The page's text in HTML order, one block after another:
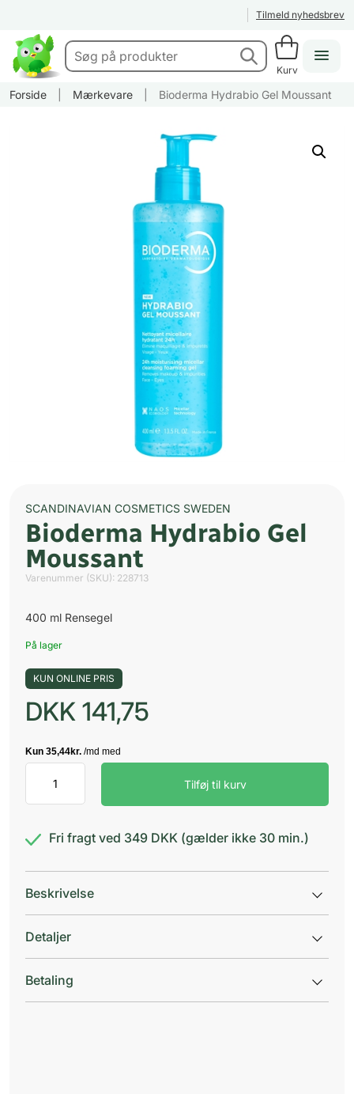
Tilmeld nyhedsbrev
Kurv
Forside Mærkevare Bioderma Hydrabio Gel Moussant
SCANDINAVIAN COSMETICS SWEDEN
Bioderma Hydrabio Gel
Moussant
Varenummer (SKU): 228713
400 ml Rensegel
På lager
KUN ONLINE PRIS
DKK 141,75
Hydrabio
Gel
antal
Tilføj til kurv
Fri fragt ved 349 DKK (gælder ikke 30 min.)
Beskrivelse
Detaljer
Betaling